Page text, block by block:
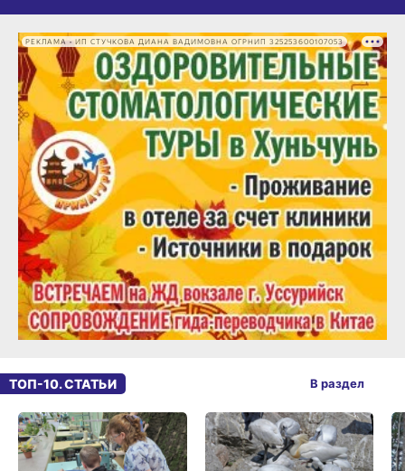
РЕКЛАМА • ИП СТУЧКОВА ДИАНА ВАДИМОВНА ОГРНИП 325253600107053
ТОП-10. СТАТЬИ В раздел